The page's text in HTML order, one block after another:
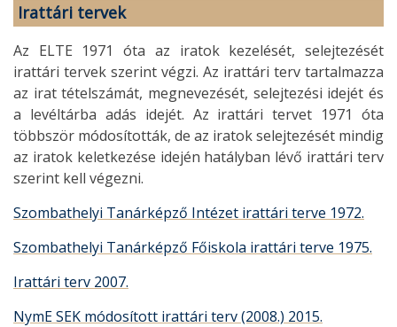
Irattári tervek
Az ELTE 1971 óta az iratok kezelését, selejtezését
irattári tervek szerint végzi. Az irattári terv tartalmazza
az irat tételszámát, megnevezését, selejtezési idejét és
a levéltárba adás idejét. Az irattári tervet 1971 óta
többször módosították, de az iratok selejtezését mindig
az iratok keletkezése idején hatályban lévő irattári terv
szerint kell végezni.
Szombathelyi Tanárképző Intézet irattári terve 1972.
Szombathelyi Tanárképző Főiskola irattári terve 1975.
Irattári terv 2007.
NymE SEK módosított irattári terv (2008.) 2015.